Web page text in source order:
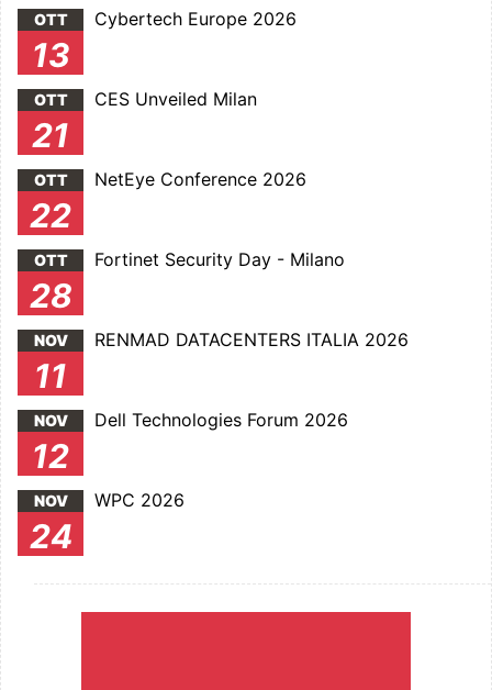
OTT
13
Cybertech Europe 2026
OTT
21
CES Unveiled Milan
OTT
22
NetEye Conference 2026
OTT
28
Fortinet Security Day - Milano
NOV
11
RENMAD DATACENTERS ITALIA 2026
NOV
12
Dell Technologies Forum 2026
NOV
24
WPC 2026